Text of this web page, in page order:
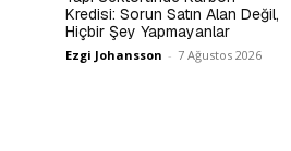
Kredisi: Sorun Satın Alan Değil,
Hiçbir Şey Yapmayanlar
Ezgi Johansson - 7 Ağustos 2026